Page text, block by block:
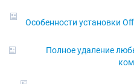
Особенности установки
Полное удаление